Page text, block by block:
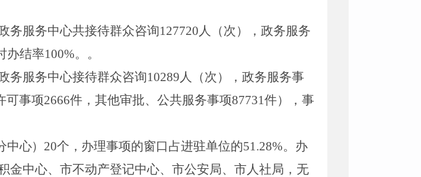
务服务中心共接待群众咨询127720人（次），政务服务
办结率100%。。
务服务中心接待群众咨询10289人 （次 ），政务服务事
可事项2666件， 其他审批、 公共服务事项87731件），事
心） 20个， 办理事项的窗口占进驻单位的51.28%。 办
金中心、市不动产登记中心、市公安局、市人社局， 无